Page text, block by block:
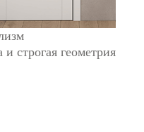
и строгая геометрия